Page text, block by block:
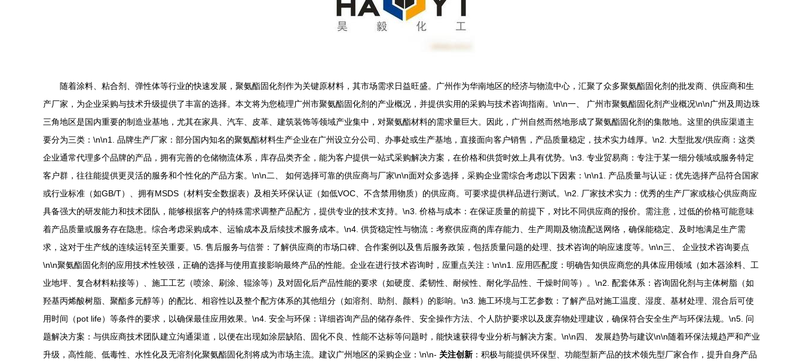
随着涂料、粘合剂、弹性体等行业的快速发展，聚氨酯固化剂作为关键原材料，其市场需求日益旺盛。广州作为华南地区的经济与物流中心，汇聚了众多聚氨酯固化剂的批发商、供应商和生
产厂家，为企业采购与技术升级提供了丰富的选择。本文将为您梳理广州市聚氨酯固化剂的产业概况，并提供实用的采购与技术咨询指南。\n\n一、 广州市聚氨酯固化剂产业概况\n\n广州及周边珠
三角地区是国内重要的制造业基地，尤其在家具、汽车、皮革、建筑装饰等领域产业集中，对聚氨酯材料的需求量巨大。因此，广州自然而然地形成了聚氨酯固化剂的集散地。这里的供应渠道主
要分为三类：\n\n1. 品牌生产厂家：部分国内知名的聚氨酯材料生产企业在广州设立分公司、办事处或生产基地，直接面向客户销售，产品质量稳定，技术实力雄厚。\n2. 大型批发/供应商：这类
企业通常代理多个品牌的产品，拥有完善的仓储物流体系，库存品类齐全，能为客户提供一站式采购解决方案，在价格和供货时效上具有优势。\n3. 专业贸易商：专注于某一细分领域或服务特定
客户群，往往能提供更灵活的服务和个性化的产品方案。\n\n二、 如何选择可靠的供应商与厂家\n\n面对众多选择，采购企业需综合考虑以下因素：\n\n1. 产品质量与认证：优先选择产品符合国家
或行业标准（如GB/T）、拥有MSDS（材料安全数据表）及相关环保认证（如低VOC、不含禁用物质）的供应商。可要求提供样品进行测试。\n2. 厂家技术实力：优秀的生产厂家或核心供应商应
具备强大的研发能力和技术团队，能够根据客户的特殊需求调整产品配方，提供专业的技术支持。\n3. 价格与成本：在保证质量的前提下，对比不同供应商的报价。需注意，过低的价格可能意味
着产品质量或服务存在隐患。综合考虑采购成本、运输成本及后续技术服务成本。\n4. 供货稳定性与物流：考察供应商的库存能力、生产周期及物流配送网络，确保能稳定、及时地满足生产需
求，这对于生产线的连续运转至关重要。\5. 售后服务与信誉：了解供应商的市场口碑、合作案例以及售后服务政策，包括质量问题的处理、技术咨询的响应速度等。\n\n三、 企业技术咨询要点
\n\n聚氨酯固化剂的应用技术性较强，正确的选择与使用直接影响最终产品的性能。企业在进行技术咨询时，应重点关注：\n\n1. 应用匹配度：明确告知供应商您的具体应用领域（如木器涂料、工
业地坪、复合材料粘接等）、施工工艺（喷涂、刷涂、辊涂等）及对固化后产品性能的要求（如硬度、柔韧性、耐候性、耐化学品性、干燥时间等）。\n2. 配套体系：咨询固化剂与主体树脂（如
羟基丙烯酸树脂、聚酯多元醇等）的配比、相容性以及整个配方体系的其他组分（如溶剂、助剂、颜料）的影响。\n3. 施工环境与工艺参数：了解产品对施工温度、湿度、基材处理、混合后可使
用时间（pot life）等条件的要求，以确保最佳应用效果。\n4. 安全与环保：详细咨询产品的储存条件、安全操作方法、个人防护要求以及废弃物处理建议，确保符合安全生产与环保法规。\n5. 问
题解决方案：与供应商技术团队建立沟通渠道，以便在出现如涂层缺陷、固化不良、性能不达标等问题时，能快速获得专业分析与解决方案。\n\n四、 发展趋势与建议\n\n随着环保法规趋严和产业
升级，高性能、低毒性、水性化及无溶剂化聚氨酯固化剂将成为市场主流。建议广州地区的采购企业：\n\n- 关注创新 ：积极与能提供环保型、功能型新产品的技术领先型厂家合作，提升自身产品